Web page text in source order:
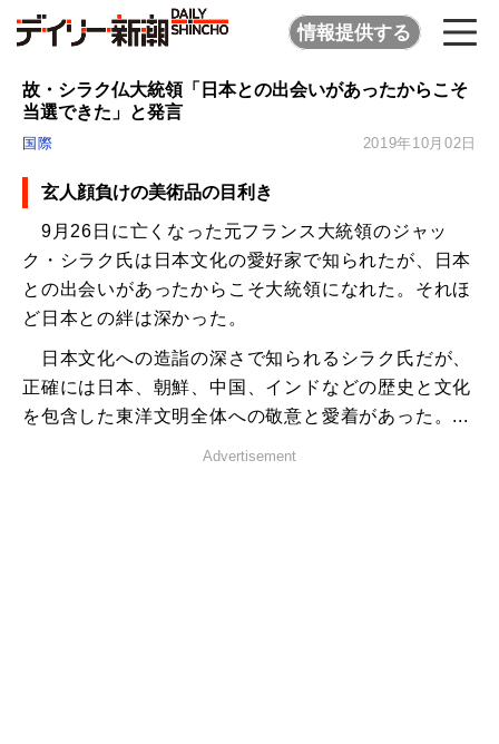
情報提供する
故・シラク仏大統領「日本との出会いがあったからこそ
当選できた」と発言
国際 2019年10月02日
玄人顔負けの美術品の目利き
9月26日に亡くなった元フランス大統領のジャッ
ク・シラク氏は日本文化の愛好家で知られたが、日本
との出会いがあったからこそ大統領になれた。それほ
ど日本との絆は深かった。
日本文化への造詣の深さで知られるシラク氏だが、
正確には日本、朝鮮、中国、インドなどの歴史と文化
を包含した東洋文明全体への敬意と愛着があった。...
Advertisement